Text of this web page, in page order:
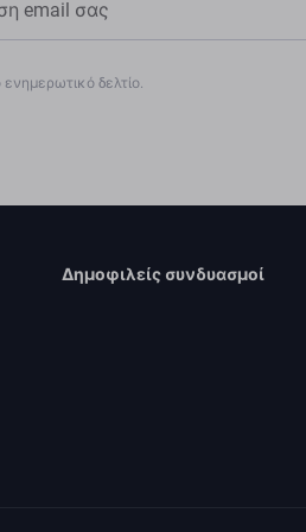
δελτίο.
Δημοφιλείς συνδυασμοί